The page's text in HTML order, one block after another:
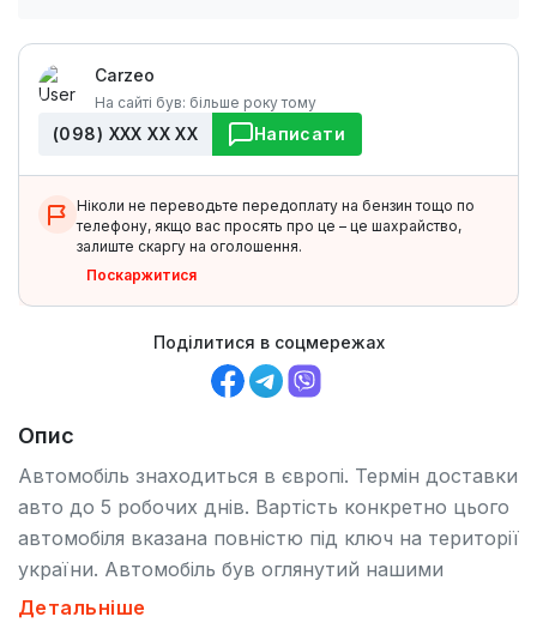
Carzeo
На сайті був: більше року тому
(098) ХХХ ХХ ХХ Написати
Ніколи не переводьте передоплату на бензин тощо по
телефону, якщо вас просять про це – це шахрайство,
залиште скаргу на оголошення.
Поскаржитися
Поділитися в соцмережах
Опис
Автомобіль знаходиться в європі. Термін доставки
авто до 5 робочих днів. Вартість конкретно цього
автомобіля вказана повністю під ключ на території
україни. Автомобіль був оглянутий нашими
фахівцями(авто без дтп та з оригінальним
Детальніше